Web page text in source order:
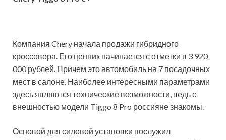
Компания Chery начала продажи гибридного
кроссовера. Его ценник начинается с отметки в 3 920
000 рублей. Причем это автомобиль на 7 посадочных
мест в салоне. Наиболее интересными параметрами
здесь являются технические возможности, ведь с
внешностью модели Tiggo 8 Pro россияне знакомы.
Основой для силовой установки послужил